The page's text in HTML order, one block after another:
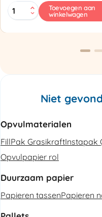
MINI
PAK'R
Toevoegen aan
winkelwagen
Niet
Opvulmaterialen
FillPak GrasikraftInstapak
Opvulpapier rol
Duurzaam papier
Papieren tassenPapieren